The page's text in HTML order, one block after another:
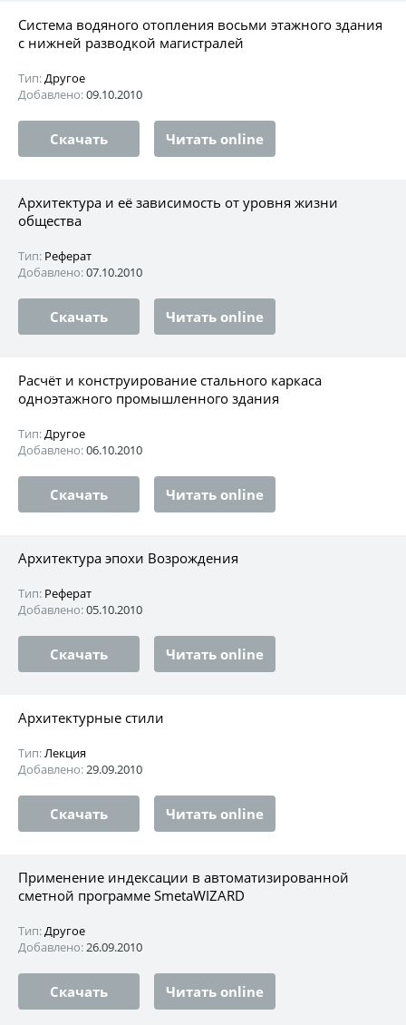
Система водяного отопления восьми этажного здания
с нижней разводкой магистралей
Тип:Другое
Добавлено:09.10.2010
Скачать Читать online
Архитектура и её зависимость от уровня жизни
общества
Тип: Реферат
Добавлено:07.10.2010
Скачать Читать online
Расчёт и конструирование стального каркаса
одноэтажного промышленного здания
Тип:Другое
Добавлено:06.10.2010
Скачать Читать online
Архитектура эпохи Возрождения
Тип: Реферат
Добавлено:05.10.2010
Скачать Читать online
Архитектурные стили
Тип:Лекция
Добавлено:29.09.2010
Скачать Читать online
Применение индексации в автоматизированной
сметной программе SmetaWIZARD
Тип:Другое
Добавлено:26.09.2010
Скачать Читать online